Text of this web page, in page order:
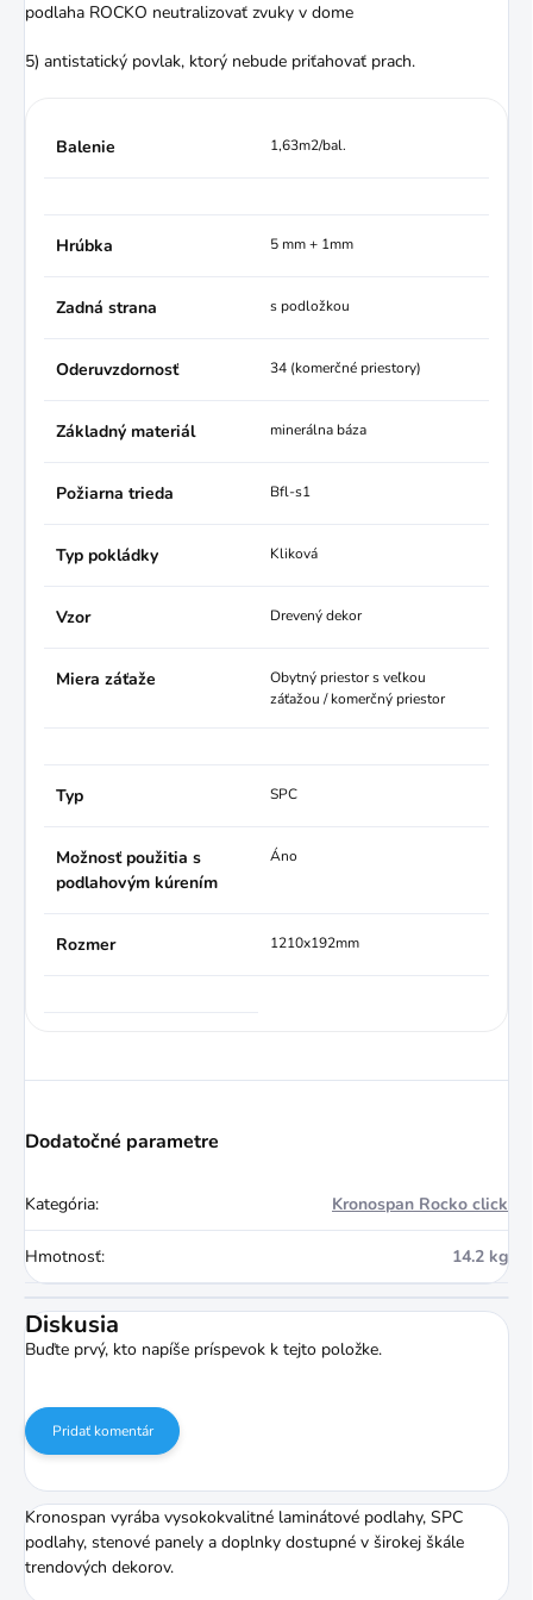
podlaha ROCKO neutralizovať zvuky v dome
5) antistatický povlak, ktorý nebude priťahovať prach.
Balenie 1,63m2/bal.
Hrúbka 5 mm + 1mm
Zadná strana s podložkou
Oderuvzdornosť 34 (komerčné priestory)
Základný materiál minerálna báza
Požiarna trieda Bfl-s1
Typ pokládky Kliková
Vzor Drevený dekor
Miera záťaže
Obytný priestor s veľkou
záťažou / komerčný priestor
Typ SPC
Možnosť použitia s
podlahovým kúrením
Áno
Rozmer 1210x192mm
Dodatočné parametre
Kategória: Kronospan Rocko click
Hmotnosť: 14.2 kg
Diskusia
Buďte prvý, kto napíše príspevok k tejto položke.
Pridať komentár
Kronospan vyrába vysokokvalitné laminátové podlahy, SPC
podlahy, stenové panely a doplnky dostupné v širokej škále
trendových dekorov.